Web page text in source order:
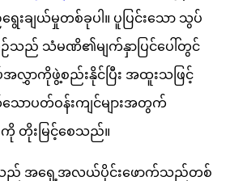
းချယ်မှုတစ်ခုပါ။ ပူပြင်းသော သွပ်
ဉ်သည် သံမဏိ၏မျက်နှာပြင်ပေါ်တွင်
ာကိုဖွဲ့စည်းနိုင်ပြီး အထူးသဖြင့်
ောပတ်ဝန်းကျင်များအတွက်
တိုးမြင့်စေသည်။
ည် အရှေ့အလယ်ပိုင်းဖောက်သည်တစ်